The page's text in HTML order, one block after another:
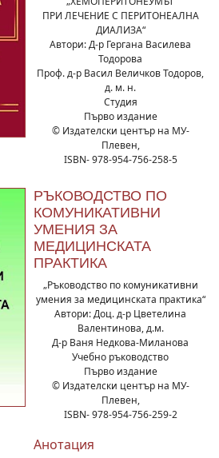
ПРИ ЛЕЧЕНИЕ С ПЕРИТОНЕАЛНА
ДИАЛИЗА“
Автори: Д-р Гергана Василева
Тодорова
Проф. д-р Васил Величков Тодоров,
д. м. н.
Студия
Първо издание
© Издателски център на МУ-
Плевен,
ISBN- 978-954-756-258-5
РЪКОВОДСТВО ПО
КОМУНИКАТИВНИ
УМЕНИЯ ЗА
МЕДИЦИНСКАТА
ПРАКТИКА
„Ръководство по комуникативни
умения за медицинската практика“
Автори: Доц. д-р Цветелина
Валентинова, д.м.
Д-р Ваня Недкова-Миланова
Учебно ръководство
Първо издание
© Издателски център на МУ-
Плевен,
ISBN- 978-954-756-259-2
Анотация